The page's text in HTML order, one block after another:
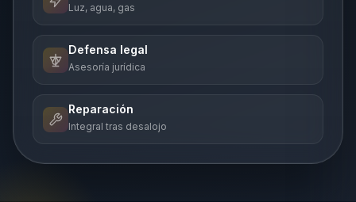
Luz, agua, gas
Defensa legal
Asesoría jurídica
Reparación
Integral tras desalojo